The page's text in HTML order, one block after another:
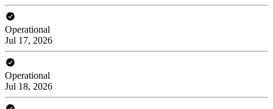
Operational
Jul 17, 2026
Operational
Jul 18, 2026